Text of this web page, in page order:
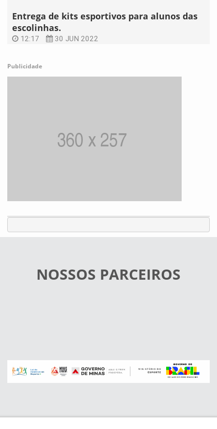
Entrega de kits esportivos para alunos das
escolinhas.
12:17 30 JUN 2022
Publicidade
NOSSOS PARCEIROS